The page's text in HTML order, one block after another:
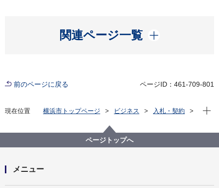
関連ページ一覧
開く
前のページに戻る ページID：461-709-801
現在位置 横浜市トップページ ビジネス
入札・契約
【参加申込終了】令和８年度固定資産税（土地・家屋
及び償却資産）納税通知書送付用封筒広告枠の売渡し
現在
ページトップへ
メニュー